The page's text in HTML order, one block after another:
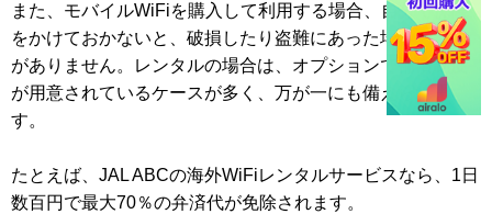
また、モバイルWiFiを購入して利用する場合、自分で保険
をかけておかないと、破損したり盗難にあった場合の補償
がありません。レンタルの場合は、オプションで補償制度
が用意されているケースが多く、万が一にも備えられま
す。
たとえば、JAL ABCの海外WiFiレンタルサービスなら、1日
数百円で最大70％の弁済代が免除されます。